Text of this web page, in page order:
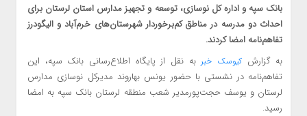
بانک سپه و اداره کل نوسازی، توسعه و تجهیز مدارس استان لرستان برای
احداث دو مدرسه در مناطق کم‌برخوردار شهرستان‌های خرم‌آباد و الیگودرز
تفاهم‌نامه امضا کردند.
به گزارشکیوسک خبر به نقل از پایگاه اطلاع‌رسانی بانک سپه، این
تفاهم‌نامه در نشستی با حضور یونس بهاروند مدیرکل نوسازی مدارس
لرستان و یوسف حجت‌پورمدیر شعب منطقه لرستان بانک سپه به امضا
رسید.